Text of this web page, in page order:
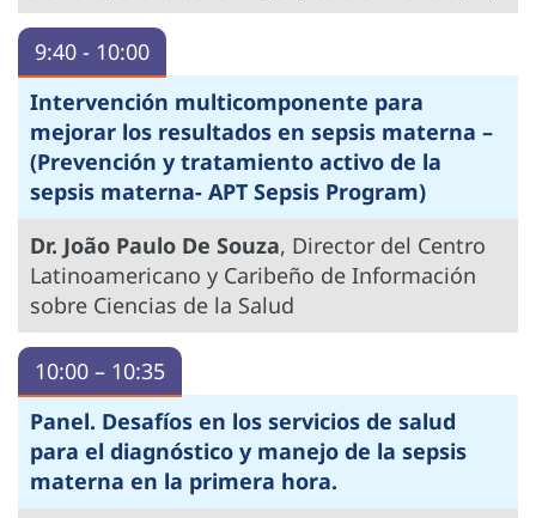
9:40 - 10:00
Intervención multicomponente para
mejorar los resultados en sepsis materna –
(Prevención y tratamiento activo de la
sepsis materna- APT Sepsis Program)
Dr. João Paulo De Souza, Director del Centro
Latinoamericano y Caribeño de Información
sobre Ciencias de la Salud
10:00 – 10:35
Panel. Desafíos en los servicios de salud
para el diagnóstico y manejo de la sepsis
materna en la primera hora.